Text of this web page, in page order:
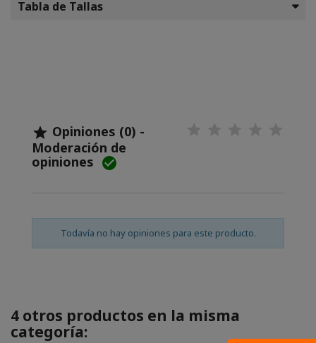
Tabla de Tallas
 Opiniones (0) -
Moderación de
opiniones 
Todavía no hay opiniones para este producto.
4 otros productos en la misma
categoría: